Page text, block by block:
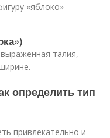
«яблоко»
талия,
определить тип
привлекательно и